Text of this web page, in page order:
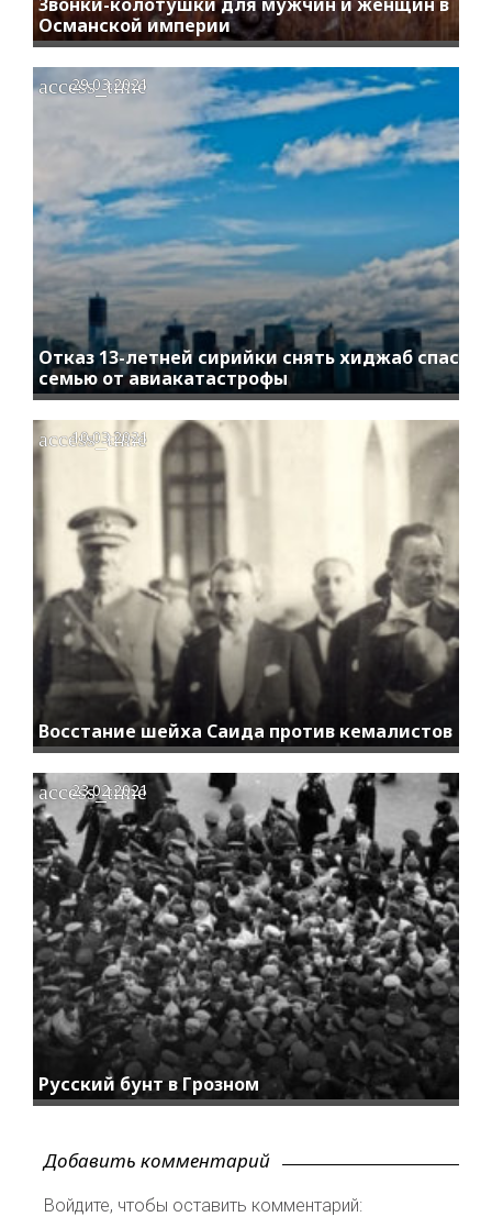
Звонки-колотушки для мужчин и женщин в
Османской империи
Отказ 13-летней сирийки снять хиджаб спас
семью от авиакатастрофы
access_time
29.03.2021
Восстание шейха Саида против кемалистов
access_time
10.03.2021
Русский бунт в Грозном
access_time
23.02.2021
Добавить комментарий
Войдите, чтобы оставить комментарий: